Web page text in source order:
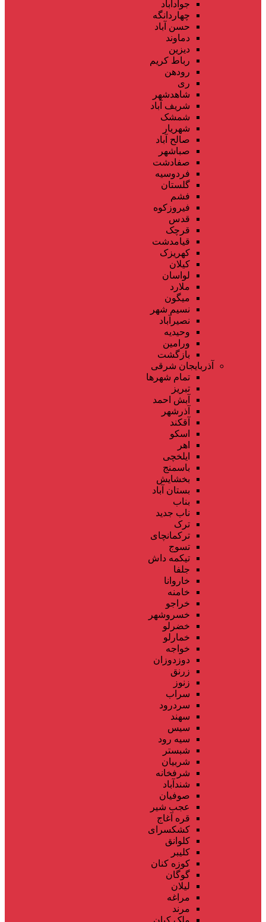
جوادآباد
چهاردانگه
حسن آباد
دماوند
دیزین
رباط کریم
رودهن
ری
شاهدشهر
شریف آباد
شمشک
شهریار
صالح آباد
صباشهر
صفادشت
فردوسیه
گلستان
فشم
فیروزکوه
قدس
قرچک
قیامدشت
کهریزک
کیلان
لواسان
ملارد
میگون
نسیم شهر
نصیرآباد
وحیدیه
ورامین
بازگشت
آذربایجان شرقی
تمام شهر‌ها
تبریز
آبش احمد
آذرشهر
آقکند
اسکو
اهر
ایلخچی
باسمنج
بخشایش
بستان آباد
بناب
ناب جدید
ترک
ترکمانچای
تسوج
تیکمه داش
جلفا
خاروانا
خامنه
خراجو
خسروشهر
خضرلو
خمارلو
خواجه
دوزدوزان
زرنق
زنوز
سراب
سردرود
سهند
سیس
سیه رود
شبستر
شربیان
شرفخانه
شندآباد
صوفیان
عجب شیر
قره آغاج
کشکسرای
کلوانق
کلیبر
کوزه کنان
گوگان
لیلان
مراغه
مرند
ملک کیان